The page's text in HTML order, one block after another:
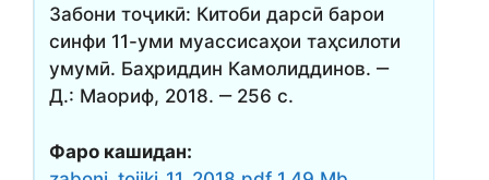
Забони тоҷикӣ: Китоби дарсӣ барои
синфи 11-уми муассисаҳои таҳсилоти
умумӣ. Баҳриддин Камолиддинов. ‒
Д.: Маориф, 2018. ‒ 256 с.
Фаро кашидан: